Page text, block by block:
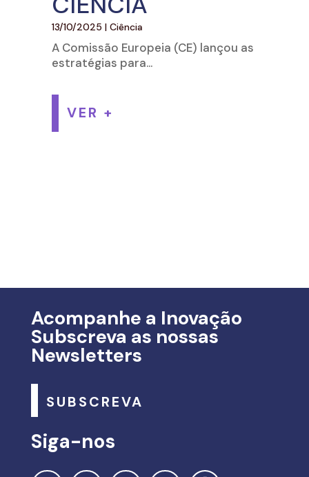
13/10/2025 | Ciência
A Comissão Europeia (CE) lançou as
estratégias para...
VER +
Acompanhe a Inovação
Subscreva as nossas
Newsletters
SUBSCREVA
Siga-nos